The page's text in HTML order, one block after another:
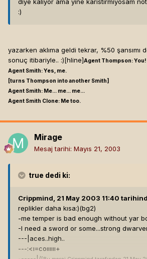
diye kaliyor ama yine karistirmiyosam
:)
yazarken aklıma geldi tekrar, %50 şansımı
sonuç itibariyle.. :)[hline]Agent Thompson: You!
Agent Smith: Yes, me.
[turns Thompson into another Smith]
Agent Smith: Me... me... me...
Agent Smith Clone: Me too.
Mirage
Mesaj tarihi: Mayıs 21, 2003
true dedi ki:
Crippmind, 21 May 2003 11:40
replikler daha kısa:)(bg2)
-me temper is bad enough without yar
-I need a sword or some...strong
---|aces..high..
---:<ı=coıııııı+